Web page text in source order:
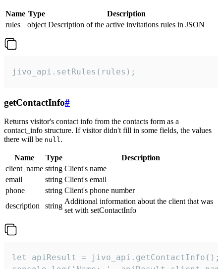
Name Type
Description
rules
object Description of the active invitations rules in JSON
jivo_api.setRules(rules);
getContactInfo#
Returns visitor's contact info from the contacts form as a
contact_info structure. If visitor didn't fill in some fields, the values
there will be null.
Name Type
Description
client_name string Client's name
email
string Client's email
phone
string Client's phone number
description
string
Additional information about the client that was
set with setContactInfo
let apiResult = jivo_api.getContactInfo();